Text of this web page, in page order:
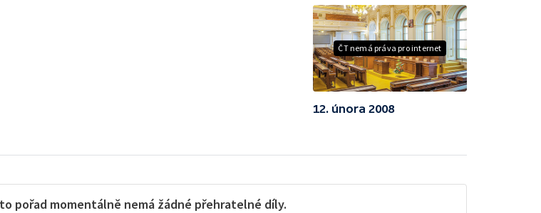
ČT nemá práva pro internet
12. února 2008
pořad momentálně nemá žádné přehratelné díly.